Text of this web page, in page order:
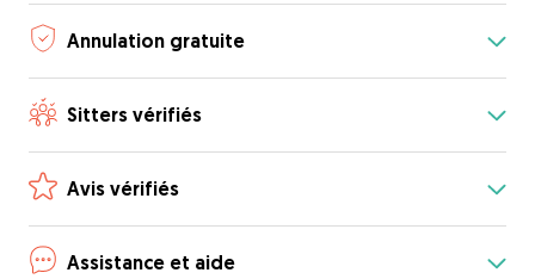
Annulation gratuite
Sitters vérifiés
Avis vérifiés
Assistance et aide